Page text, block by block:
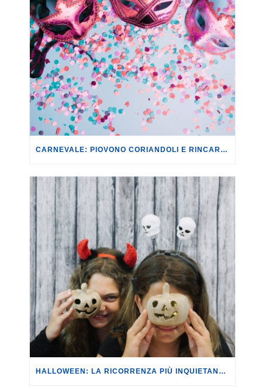
CARNEVALE: PIOVONO CORIANDOLI E RINCARI. I COSTI DI MASCHERE, TRUCCHI E DOLCI AUMENTANO MEDIAMENTE DEL +6% RISPETTO AL 2025.
HALLOWEEN: LA RICORRENZA PIÙ INQUIETANTE DELL’ANNO È SEMPRE PIÙ CARA.